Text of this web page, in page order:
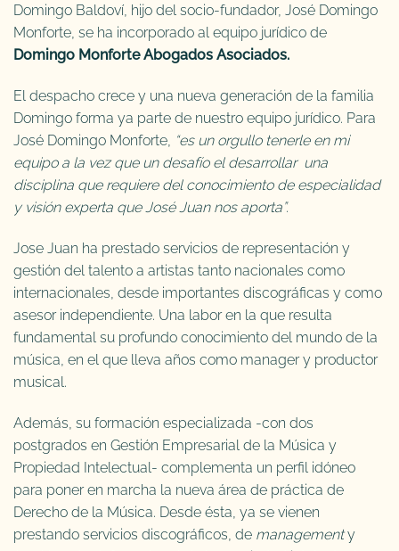
Domingo Baldoví, hijo del socio-fundador, José Domingo
Monforte, se ha incorporado al equipo jurídico de
Domingo Monforte Abogados Asociados.
El despacho crece y una nueva generación de la familia
Domingo forma ya parte de nuestro equipo jurídico. Para
José Domingo Monforte, “es un orgullo tenerle en mi
equipo a la vez que un desafío el desarrollar una
disciplina que requiere del conocimiento de especialidad
y visión experta que José Juan nos aporta”.
Jose Juan ha prestado servicios de representación y
gestión del talento a artistas tanto nacionales como
internacionales, desde importantes discográficas y como
asesor independiente. Una labor en la que resulta
fundamental su profundo conocimiento del mundo de la
música, en el que lleva años como manager y productor
musical.
Además, su formación especializada -con dos
postgrados en Gestión Empresarial de la Música y
Propiedad Intelectual- complementa un perfil idóneo
para poner en marcha la nueva área de práctica de
Derecho de la Música. Desde ésta, ya se vienen
prestando servicios discográficos, de managementy